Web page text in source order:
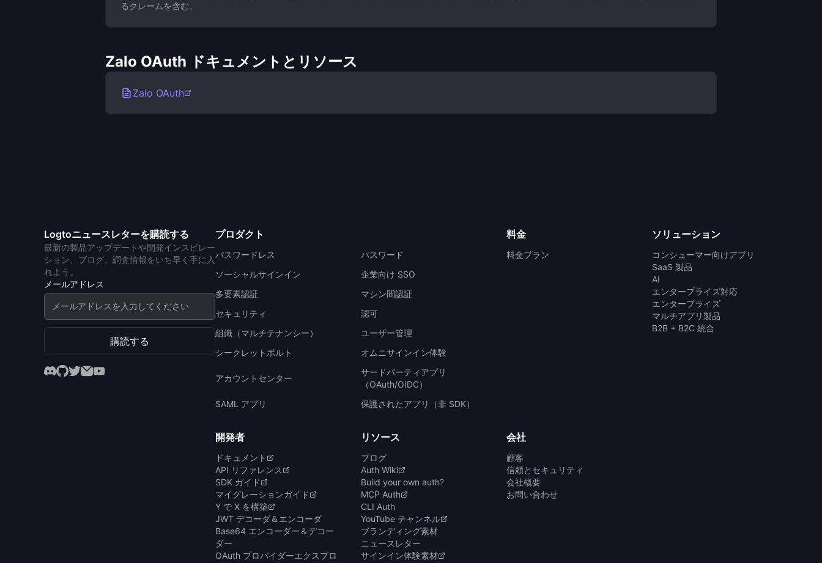
るクレームを含む。
Zalo OAuth ドキュメントとリソース
Zalo OAuth
Logtoニュースレターを購読する
最新の製品アップデートや開発インスピレー
ション、ブログ、調査情報をいち早く手に入
れよう。
メールアドレス
購読する
プロダクト
パスワードレス
パスワード
ソーシャルサインイン
企業向け SSO
多要素認証
マシン間認証
セキュリティ
認可
組織（マルチテナンシー）
ユーザー管理
シークレットボルト
オムニサインイン体験
アカウントセンター
サードパーティアプリ
（OAuth/OIDC）
SAML アプリ
保護されたアプリ（非 SDK）
料金
料金プラン
ソリューション
コンシューマー向けアプリ
SaaS 製品
AI
エンタープライズ対応
エンタープライズ
マルチアプリ製品
B2B + B2C 統合
開発者
ドキュメント
API リファレンス
SDK ガイド
マイグレーションガイド
Y で X を構築
JWT デコーダ＆エンコーダ
Base64 エンコーダー＆デコー
ダー
OAuth プロバイダーエクスプロ
リソース
ブログ
Auth Wiki
Build your own auth?
MCP Auth
CLI Auth
YouTube チャンネル
ブランディング素材
ニュースレター
サインイン体験素材
会社
顧客
信頼とセキュリティ
会社概要
お問い合わせ